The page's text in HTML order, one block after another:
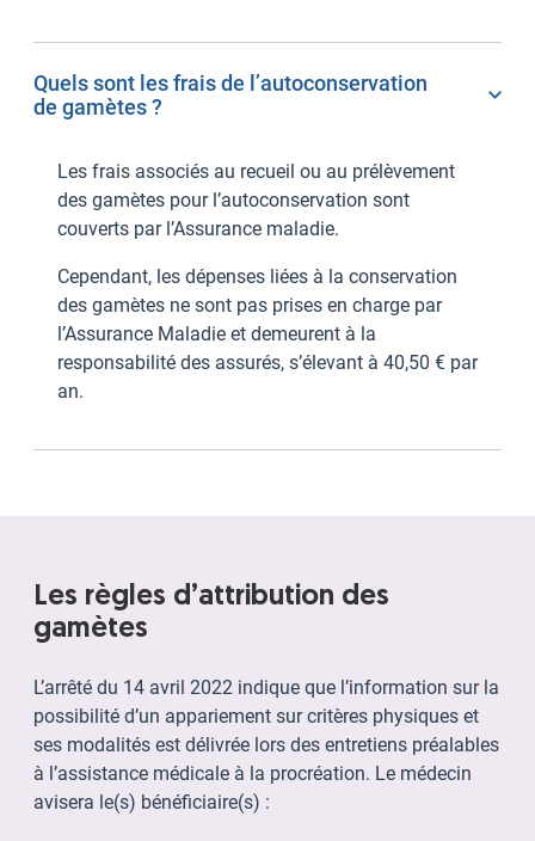
Quels sont les frais de l’autoconservation
de gamètes ?
Les frais associés au recueil ou au prélèvement
des gamètes pour l’autoconservation sont
couverts par l’Assurance maladie.
Cependant, les dépenses liées à la conservation
des gamètes ne sont pas prises en charge par
l’Assurance Maladie et demeurent à la
responsabilité des assurés, s’élevant à 40,50 € par
an.
Les règles d’attribution des
gamètes
L’arrêté du 14 avril 2022 indique que l’information sur la
possibilité d’un appariement sur critères physiques et
ses modalités est délivrée lors des entretiens préalables
à l’assistance médicale à la procréation. Le médecin
avisera le(s) bénéficiaire(s) :